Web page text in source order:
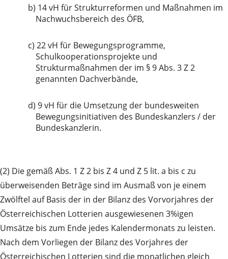
b) 14 vH für Strukturreformen und Maßnahmen im
Nachwuchsbereich des ÖFB,
c) 22 vH für Bewegungsprogramme,
Schulkooperationsprojekte und
Strukturmaßnahmen der im § 9 Abs. 3 Z 2
genannten Dachverbände,
d) 9 vH für die Umsetzung der bundesweiten
Bewegungsinitiativen des Bundeskanzlers / der
Bundeskanzlerin.
(2) Die gemäß Abs. 1 Z 2 bis Z 4 und Z 5 lit. a bis c zu
überweisenden Beträge sind im Ausmaß von je einem
Zwölftel auf Basis der in der Bilanz des Vorvorjahres der
Österreichischen Lotterien ausgewiesenen 3%igen
Umsätze bis zum Ende jedes Kalendermonats zu leisten.
Nach dem Vorliegen der Bilanz des Vorjahres der
Österreichischen Lotterien sind die monatlichen gleich